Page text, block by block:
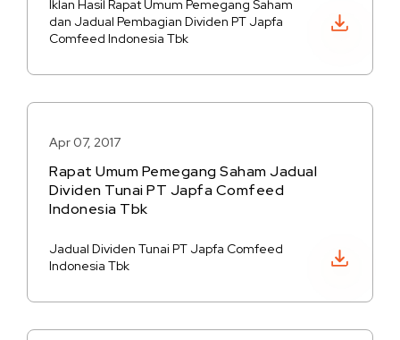
Iklan Hasil Rapat Umum Pemegang Saham
dan Jadual Pembagian Dividen PT Japfa
Comfeed Indonesia Tbk
Apr 07, 2017
Rapat Umum Pemegang Saham Jadual
Dividen Tunai PT Japfa Comfeed
Indonesia Tbk
Jadual Dividen Tunai PT Japfa Comfeed
Indonesia Tbk